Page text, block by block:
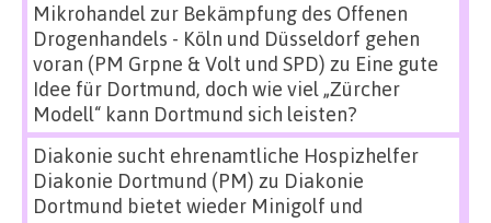
Mikrohandel zur Bekämpfung des Offenen
Drogenhandels - Köln und Düsseldorf gehen
voran (PM Grpne & Volt und SPD) zu Eine gute
Idee für Dortmund, doch wie viel „Zürcher
Modell“ kann Dortmund sich leisten?
Diakonie sucht ehrenamtliche Hospizhelfer
Diakonie Dortmund (PM) zu Diakonie
Dortmund bietet wieder Minigolf und